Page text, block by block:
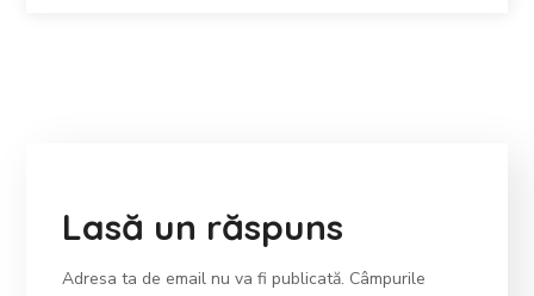
Lasă un răspuns
Adresa ta de email nu va fi publicată. Câmpurile